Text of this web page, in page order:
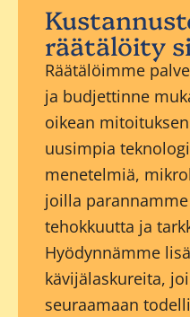
räätälöity
Räätälöimme
ja budjettinne
oikean
uusimpia
menetelmiä,
joilla
tehokkuutta ja
Hyödynnämme
kävijälaskureita,
seuraamaan